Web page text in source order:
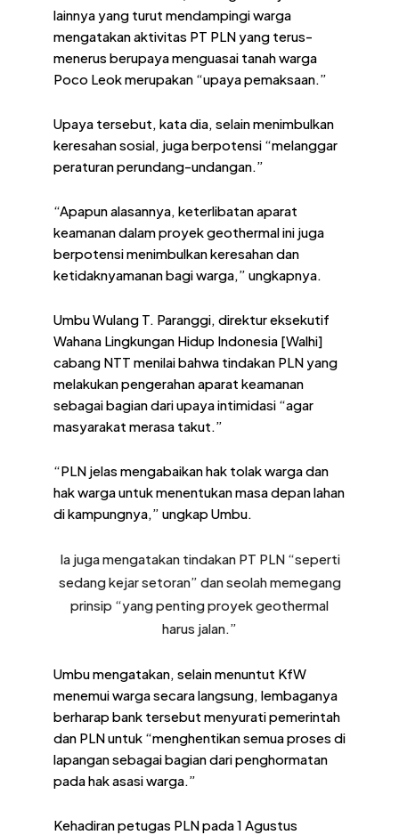
lainnya yang turut mendampingi warga
mengatakan aktivitas PT PLN yang terus-
menerus berupaya menguasai tanah warga
Poco Leok merupakan “upaya pemaksaan.”
Upaya tersebut, kata dia, selain menimbulkan
keresahan sosial, juga berpotensi “melanggar
peraturan perundang-undangan.”
“Apapun alasannya, keterlibatan aparat
keamanan dalam proyek geothermal ini juga
berpotensi menimbulkan keresahan dan
ketidaknyamanan bagi warga,” ungkapnya.
Umbu Wulang T. Paranggi, direktur eksekutif
Wahana Lingkungan Hidup Indonesia [Walhi]
cabang NTT menilai bahwa tindakan PLN yang
melakukan pengerahan aparat keamanan
sebagai bagian dari upaya intimidasi “agar
masyarakat merasa takut.”
“PLN jelas mengabaikan hak tolak warga dan
hak warga untuk menentukan masa depan lahan
di kampungnya,” ungkap Umbu.
Ia juga mengatakan tindakan PT PLN “seperti
sedang kejar setoran” dan seolah memegang
prinsip “yang penting proyek geothermal
harus jalan.”
Umbu mengatakan, selain menuntut KfW
menemui warga secara langsung, lembaganya
berharap bank tersebut menyurati pemerintah
dan PLN untuk “menghentikan semua proses di
lapangan sebagai bagian dari penghormatan
pada hak asasi warga.”
Kehadiran petugas PLN pada 1 Agustus